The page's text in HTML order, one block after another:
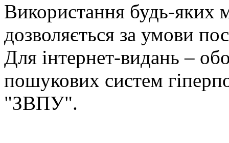
Використання будь-яких
дозволяється за умови
Для інтернет-видань –
пошукових систем
"ЗВПУ".